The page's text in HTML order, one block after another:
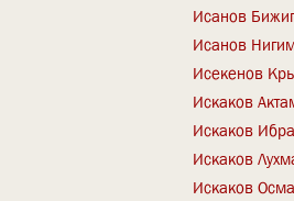
Исанов
Исанов
Исекенов
Искаков
Искаков
Искаков
Искаков